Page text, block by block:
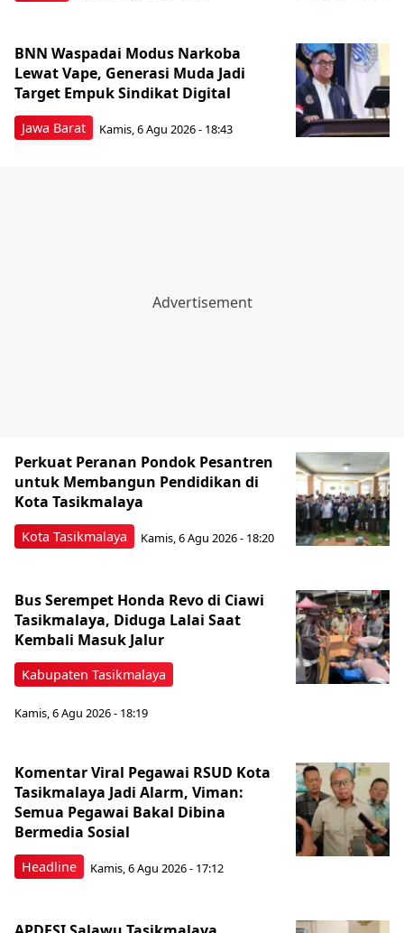
Jawa Barat
BNN Waspadai Modus Narkoba
Lewat Vape, Generasi Muda Jadi
Target Empuk Sindikat Digital
Kamis, 6 Agu 2026 - 18:43
Kota Tasikmalaya
Perkuat Peranan Pondok Pesantren
untuk Membangun Pendidikan di
Kota Tasikmalaya ‎
Kamis, 6 Agu 2026 - 18:20
Kabupaten Tasikmalaya
Bus Serempet Honda Revo di Ciawi
Tasikmalaya, Diduga Lalai Saat
Kembali Masuk Jalur
Kamis, 6 Agu 2026 - 18:19
Headline
Komentar Viral Pegawai RSUD Kota
Tasikmalaya Jadi Alarm, Viman:
Semua Pegawai Bakal Dibina
Bermedia Sosial
Kamis, 6 Agu 2026 - 17:12